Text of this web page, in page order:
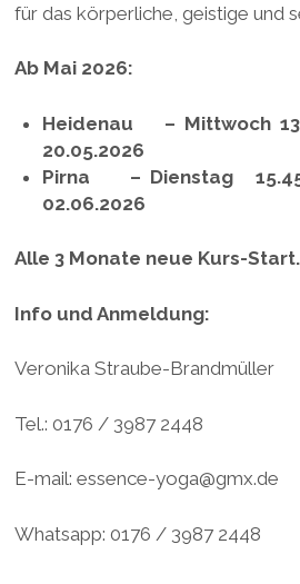
für das körperliche, geistige und
Ab Mai 2026:
Heidenau – Mittwoch
20.05.2026
Pirna – Dienstag 15.45 –
02.06.2026
Alle 3 Monate neue Kurs-
Info und Anmeldung:
Veronika Straube-Brandmüller
Tel.: 0176 / 3987 2448
E-mail: essence-yoga@gmx.de
Whatsapp: 0176 / 3987 2448